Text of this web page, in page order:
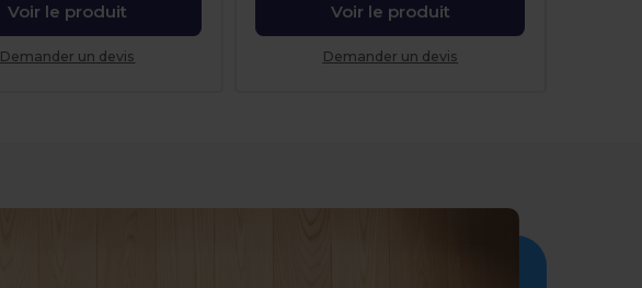
Voir le produit
Demander un devis
Voir le produit
Demander un devis